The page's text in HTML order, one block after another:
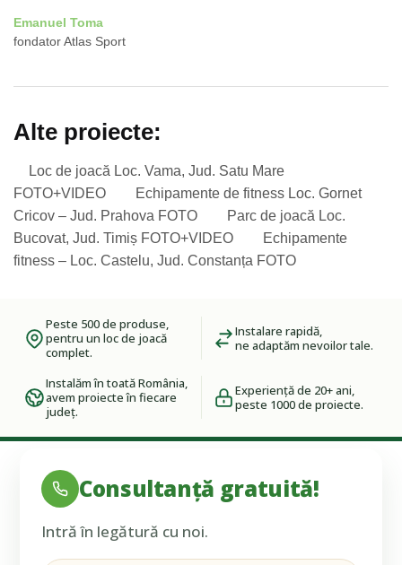
Emanuel Toma
fondator Atlas Sport
Alte proiecte:
Loc de joacă Loc. Vama, Jud. Satu Mare
FOTO+VIDEO
Echipamente de fitness Loc. Gornet
Cricov – Jud. Prahova FOTO
Parc de joacă Loc.
Bucovat, Jud. Timiș FOTO+VIDEO
Echipamente
fitness – Loc. Castelu, Jud. Constanța FOTO
Peste 500 de produse,
pentru un loc de joacă
complet.
Instalare rapidă,
ne adaptăm nevoilor tale.
Instalăm în toată România,
avem proiecte în fiecare
județ.
Experiență de 20+ ani,
peste 1000 de proiecte.
Consultanță gratuită!
Intră în legătură cu noi.